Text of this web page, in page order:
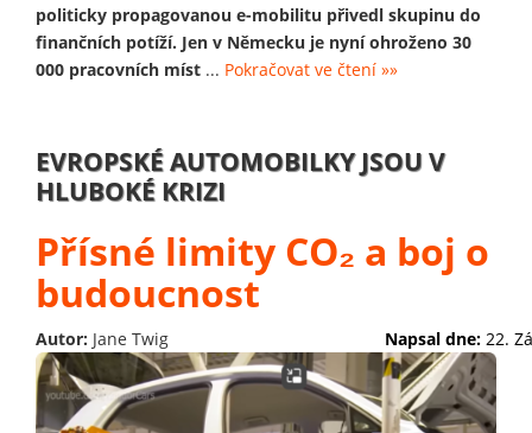
politicky propagovanou e-mobilitu přivedl skupinu do
finančních potíží. Jen v Německu je nyní ohroženo 30
000 pracovních míst ... Pokračovat ve čtení »»
EVROPSKÉ AUTOMOBILKY JSOU V
HLUBOKÉ KRIZI
Přísné limity CO₂ a boj o
budoucnost
Autor: Jane Twig Napsal dne: 22.